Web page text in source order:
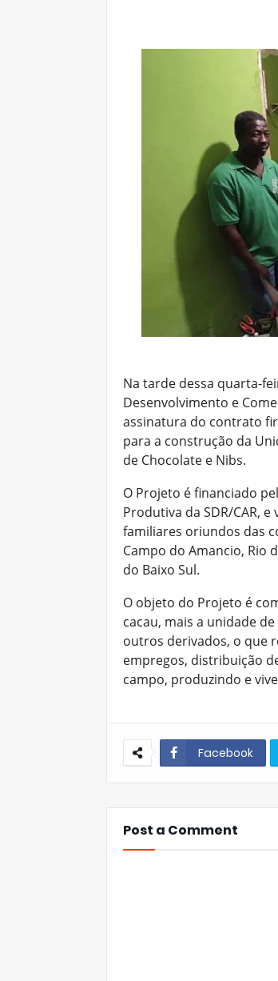
Na tarde dessa quarta-
Desenvolvimento e
assinatura do contrato
para a construção da
de Chocolate e Nibs.
O Projeto é financiado
Produtiva da SDR/CAR,
familiares oriundos das
Campo do Amancio, Rio
do Baixo Sul.
O objeto do Projeto é
cacau, mais a unidade
outros derivados, o que
empregos, distribuição
campo, produzindo e
Facebook
Post a Comment